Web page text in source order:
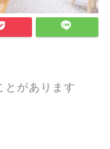
とがあります